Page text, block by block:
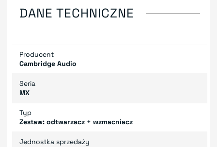
DANE TECHNICZNE
Producent
Cambridge Audio
Seria
MX
Typ
Zestaw: odtwarzacz + wzmacniacz
Jednostka sprzedaży